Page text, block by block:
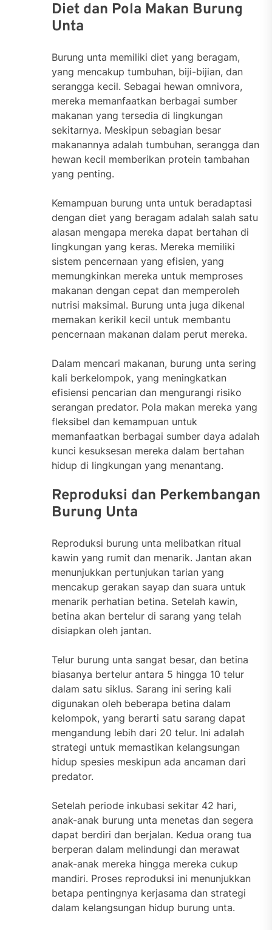
Diet dan Pola Makan Burung
Unta
Burung unta memiliki diet yang beragam,
yang mencakup tumbuhan, biji-bijian, dan
serangga kecil. Sebagai hewan omnivora,
mereka memanfaatkan berbagai sumber
makanan yang tersedia di lingkungan
sekitarnya. Meskipun sebagian besar
makanannya adalah tumbuhan, serangga dan
hewan kecil memberikan protein tambahan
yang penting.
Kemampuan burung unta untuk beradaptasi
dengan diet yang beragam adalah salah satu
alasan mengapa mereka dapat bertahan di
lingkungan yang keras. Mereka memiliki
sistem pencernaan yang efisien, yang
memungkinkan mereka untuk memproses
makanan dengan cepat dan memperoleh
nutrisi maksimal. Burung unta juga dikenal
memakan kerikil kecil untuk membantu
pencernaan makanan dalam perut mereka.
Dalam mencari makanan, burung unta sering
kali berkelompok, yang meningkatkan
efisiensi pencarian dan mengurangi risiko
serangan predator. Pola makan mereka yang
fleksibel dan kemampuan untuk
memanfaatkan berbagai sumber daya adalah
kunci kesuksesan mereka dalam bertahan
hidup di lingkungan yang menantang.
Reproduksi dan Perkembangan
Burung Unta
Reproduksi burung unta melibatkan ritual
kawin yang rumit dan menarik. Jantan akan
menunjukkan pertunjukan tarian yang
mencakup gerakan sayap dan suara untuk
menarik perhatian betina. Setelah kawin,
betina akan bertelur di sarang yang telah
disiapkan oleh jantan.
Telur burung unta sangat besar, dan betina
biasanya bertelur antara 5 hingga 10 telur
dalam satu siklus. Sarang ini sering kali
digunakan oleh beberapa betina dalam
kelompok, yang berarti satu sarang dapat
mengandung lebih dari 20 telur. Ini adalah
strategi untuk memastikan kelangsungan
hidup spesies meskipun ada ancaman dari
predator.
Setelah periode inkubasi sekitar 42 hari,
anak-anak burung unta menetas dan segera
dapat berdiri dan berjalan. Kedua orang tua
berperan dalam melindungi dan merawat
anak-anak mereka hingga mereka cukup
mandiri. Proses reproduksi ini menunjukkan
betapa pentingnya kerjasama dan strategi
dalam kelangsungan hidup burung unta.